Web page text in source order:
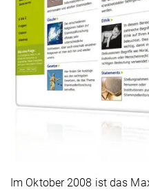
Im Oktober 2008 ist das